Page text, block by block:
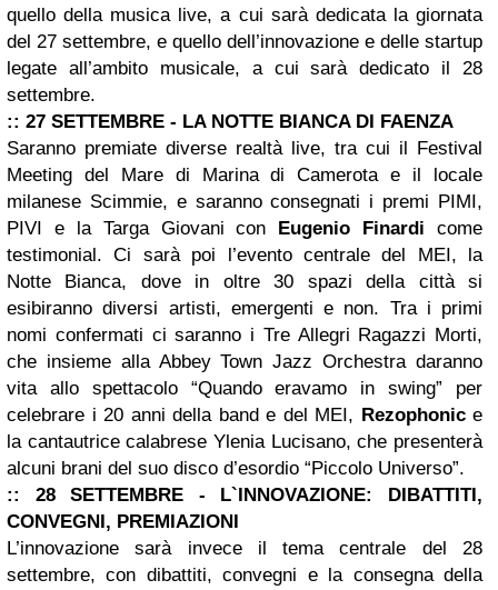
quello della musica live, a cui sarà dedicata la giornata
del 27 settembre, e quello dell’innovazione e delle startup
legate all’ambito musicale, a cui sarà dedicato il 28
settembre.
:: 27 SETTEMBRE - LA NOTTE BIANCA DI FAENZA
Saranno premiate diverse realtà live, tra cui il Festival
Meeting del Mare di Marina di Camerota e il locale
milanese Scimmie, e saranno consegnati i premi PIMI,
PIVI e la Targa Giovani con Eugenio Finardi come
testimonial. Ci sarà poi l’evento centrale del MEI, la
Notte Bianca, dove in oltre 30 spazi della città si
esibiranno diversi artisti, emergenti e non. Tra i primi
nomi confermati ci saranno i Tre Allegri Ragazzi Morti,
che insieme alla Abbey Town Jazz Orchestra daranno
vita allo spettacolo “Quando eravamo in swing” per
celebrare i 20 anni della band e del MEI, Rezophonice
la cantautrice calabrese Ylenia Lucisano, che presenterà
alcuni brani del suo disco d’esordio “Piccolo Universo”.
:: 28 SETTEMBRE - L`INNOVAZIONE: DIBATTITI,
CONVEGNI, PREMIAZIONI
L’innovazione sarà invece il tema centrale del 28
settembre, con dibattiti, convegni e la consegna della